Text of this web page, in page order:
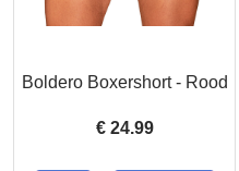
Boldero Boxershort - Rood
€ 24.99